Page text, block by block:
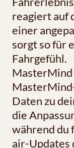
reagiert auf
einer
sorgt so für
Fahrgefühl.
MasterMind
Daten zu
die
während du
air-Updates